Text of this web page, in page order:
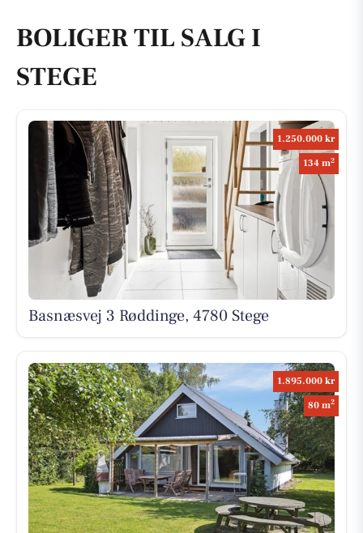
BOLIGER TIL SALG I
STEGE
1.250.000 kr
134 m2
Basnæsvej 3 Røddinge, 4780 Stege
1.895.000 kr
80 m2